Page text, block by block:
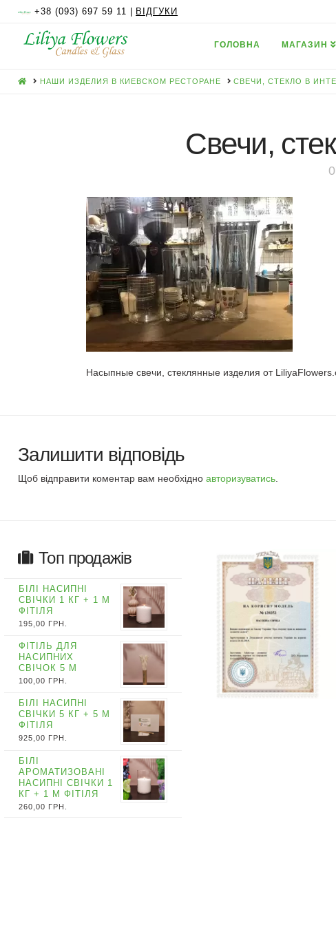
+38 (093) 697 59 11 | ВІДГУКИ
ГОЛОВНА МАГАЗИН
HOMEНАШИ ИЗДЕЛИЯ В КИЕВСКОМ РЕСТОРАНЕ СВЕЧИ, СТЕКЛО В
Свечи,
Насыпные свечи, стеклянные изделия от
Залишити відповідь
Щоб відправити коментар вам необхідноавторизуватись
Топ продажів
БІЛІ НАСИПНІ
СВІЧКИ 1 КГ + 1 М
ФІТІЛЯ
195,00 ГРН.
ФІТІЛЬ ДЛЯ
НАСИПНИХ
СВІЧОК 5 М
100,00 ГРН.
БІЛІ НАСИПНІ
СВІЧКИ 5 КГ + 5 М
ФІТІЛЯ
925,00 ГРН.
БІЛІ
АРОМАТИЗОВАНІ
НАСИПНІ СВІЧКИ 1
КГ + 1 М ФІТІЛЯ
260,00 ГРН.